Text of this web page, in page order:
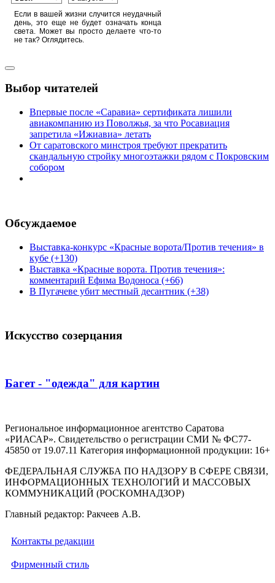
Если в вашей жизни случится неудачный
день, это еще не будет означать конца
света. Может вы просто делаете что-то
не так? Оглядитесь.
Выбор читателей
Впервые после «Саравиа» сертификата лишили
авиакомпанию из Поволжья, за что Росавиация
запретила «Ижиавиа» летать
От саратовского минстроя требуют прекратить
скандальную стройку многоэтажки рядом с Покровским
собором
Обсуждаемое
Выставка-конкурс «Красные ворота/Против течения» в
кубе (+130)
Выставка «Красные ворота. Против течения»:
комментарий Ефима Водоноса (+66)
В Пугачеве убит местный десантник (+38)
Искусство созерцания
Багет - "одежда" для картин
Региональное информационное агентство Саратова
«РИАСАР». Свидетельство о регистрации СМИ № ФС77-
45850 от 19.07.11 Категория информационной продукции: 16+
ФЕДЕРАЛЬНАЯ СЛУЖБА ПО НАДЗОРУ В СФЕРЕ СВЯЗИ,
ИНФОРМАЦИОННЫХ ТЕХНОЛОГИЙ И МАССОВЫХ
КОММУНИКАЦИЙ (РОСКОМНАДЗОР)
Главный редактор: Ракчеев А.В.
Контакты редакции
Фирменный стиль